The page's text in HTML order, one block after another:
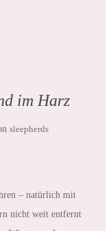
im Harz
sleepherds
– natürlich mit
nicht weit entfernt